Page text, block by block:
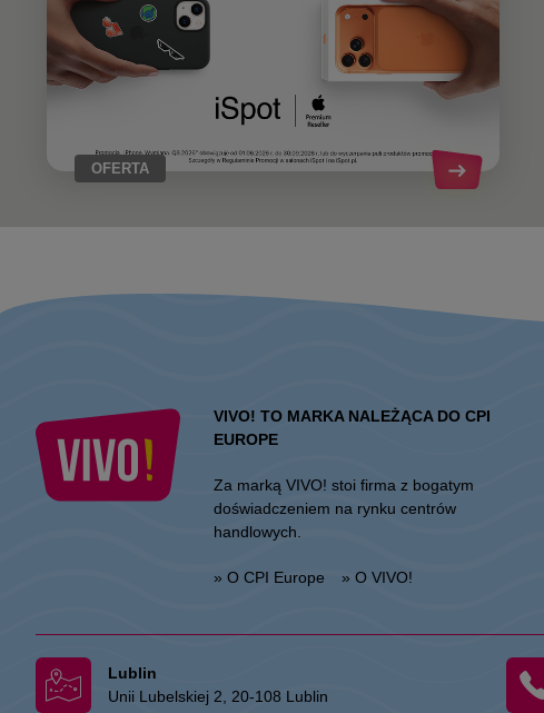
OFERTA
VIVO! TO MARKA NALEŻĄCA DO CPI
EUROPE
Za marką VIVO! stoi firma z bogatym
doświadczeniem na rynku centrów
handlowych.
» O CPI Europe » O VIVO!
Lublin
Unii Lubelskiej 2, 20-108 Lublin